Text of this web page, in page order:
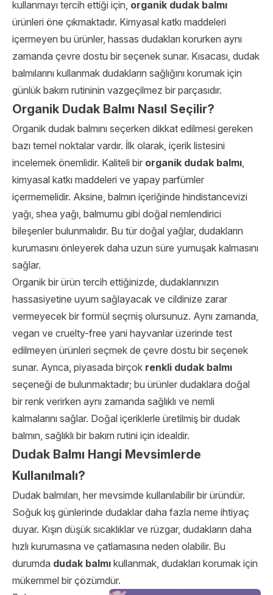
kullanmayı tercih ettiği için, organik dudak balmı
ürünleri öne çıkmaktadır. Kimyasal katkı maddeleri
içermeyen bu ürünler, hassas dudakları korurken aynı
zamanda çevre dostu bir seçenek sunar. Kısacası, dudak
balmılarını kullanmak dudakların sağlığını korumak için
günlük bakım rutininin vazgeçilmez bir parçasıdır.
Organik Dudak Balmı Nasıl Seçilir?
Organik dudak balmını seçerken dikkat edilmesi gereken
bazı temel noktalar vardır. İlk olarak, içerik listesini
incelemek önemlidir. Kaliteli bir organik dudak balmı,
kimyasal katkı maddeleri ve yapay parfümler
içermemelidir. Aksine, balmın içeriğinde hindistancevizi
yağı, shea yağı, balmumu gibi doğal nemlendirici
bileşenler bulunmalıdır. Bu tür doğal yağlar, dudakların
kurumasını önleyerek daha uzun süre yumuşak kalmasını
sağlar.
Organik bir ürün tercih ettiğinizde, dudaklarınızın
hassasiyetine uyum sağlayacak ve cildinize zarar
vermeyecek bir formül seçmiş olursunuz. Aynı zamanda,
vegan ve cruelty-free yani hayvanlar üzerinde test
edilmeyen ürünleri seçmek de çevre dostu bir seçenek
sunar. Ayrıca, piyasada birçok renkli dudak balmı
seçeneği de bulunmaktadır; bu ürünler dudaklara doğal
bir renk verirken aynı zamanda sağlıklı ve nemli
kalmalarını sağlar. Doğal içeriklerle üretilmiş bir dudak
balmın, sağlıklı bir bakım rutini için idealdir.
Dudak Balmı Hangi Mevsimlerde
Kullanılmalı?
Dudak balmıları, her mevsimde kullanılabilir bir üründür.
Soğuk kış günlerinde dudaklar daha fazla neme ihtiyaç
duyar. Kışın düşük sıcaklıklar ve rüzgar, dudakların daha
hızlı kurumasına ve çatlamasına neden olabilir. Bu
durumda dudak balmı kullanmak, dudakları korumak için
mükemmel bir çözümdür.